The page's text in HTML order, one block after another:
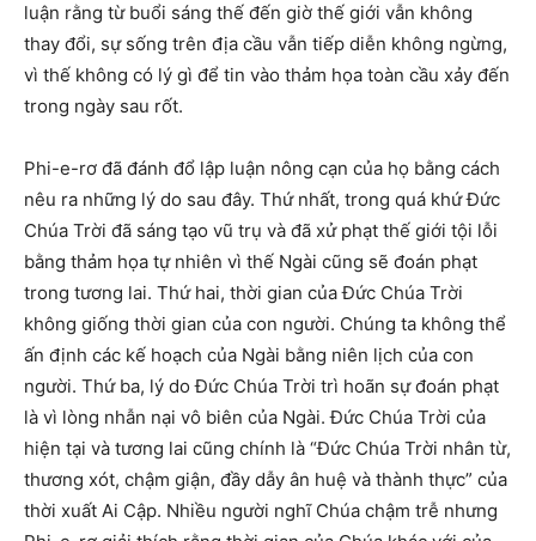
luận rằng từ buổi sáng thế đến giờ thế giới vẫn không
thay đổi, sự sống trên địa cầu vẫn tiếp diễn không ngừng,
vì thế không có lý gì để tin vào thảm họa toàn cầu xảy đến
trong ngày sau rốt.
Phi-e-rơ đã đánh đổ lập luận nông cạn của họ bằng cách
nêu ra những lý do sau đây. Thứ nhất, trong quá khứ Đức
Chúa Trời đã sáng tạo vũ trụ và đã xử phạt thế giới tội lỗi
bằng thảm họa tự nhiên vì thế Ngài cũng sẽ đoán phạt
trong tương lai. Thứ hai, thời gian của Đức Chúa Trời
không giống thời gian của con người. Chúng ta không thể
ấn định các kế hoạch của Ngài bằng niên lịch của con
người. Thứ ba, lý do Đức Chúa Trời trì hoãn sự đoán phạt
là vì lòng nhẫn nại vô biên của Ngài. Đức Chúa Trời của
hiện tại và tương lai cũng chính là “Đức Chúa Trời nhân từ,
thương xót, chậm giận, đầy dẫy ân huệ và thành thực” của
thời xuất Ai Cập. Nhiều người nghĩ Chúa chậm trễ nhưng